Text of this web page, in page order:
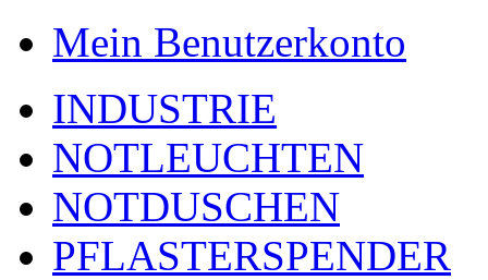
Mein Benutzerkonto
INDUSTRIE
NOTLEUCHTEN
NOTDUSCHEN
PFLASTERSPENDER